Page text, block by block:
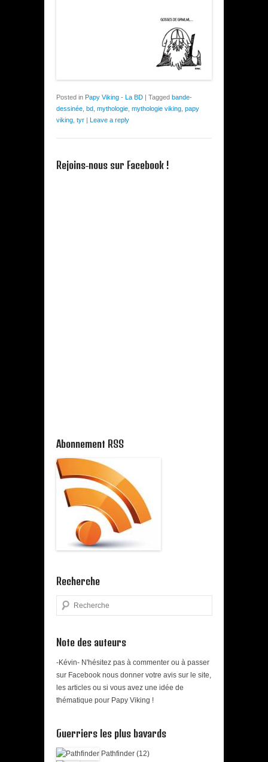
Posted in Papy Viking - La BD | Tagged bande-
dessinée bd mythologie mythologie viking papy
viking tyr | Leave a reply
Rejoins-nous sur Facebook !
Abonnement RSS
Recherche
Search
Note des auteurs
-Kévin- N'hésitez pas à commenter ou à passer
sur Facebook nous donner votre avis sur le site,
les articles ou si vous avez une idée de
thématique pour Papy Viking !
Guerriers les plus bavards
Pathfinder (12)